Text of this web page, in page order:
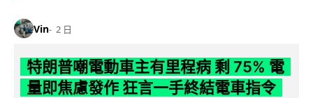
Vin 2 日
特朗普嘲電動車主有里程病 剩 75% 電
量即焦慮發作 狂言一手終結電車指令